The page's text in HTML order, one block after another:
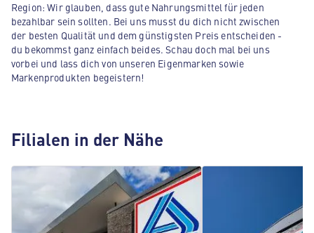
Region: Wir glauben, dass gute Nahrungsmittel für jeden
bezahlbar sein sollten. Bei uns musst du dich nicht zwischen
der besten Qualität und dem günstigsten Preis entscheiden -
du bekommst ganz einfach beides. Schau doch mal bei uns
vorbei und lass dich von unseren Eigenmarken sowie
Markenprodukten begeistern!
Filialen in der Nähe